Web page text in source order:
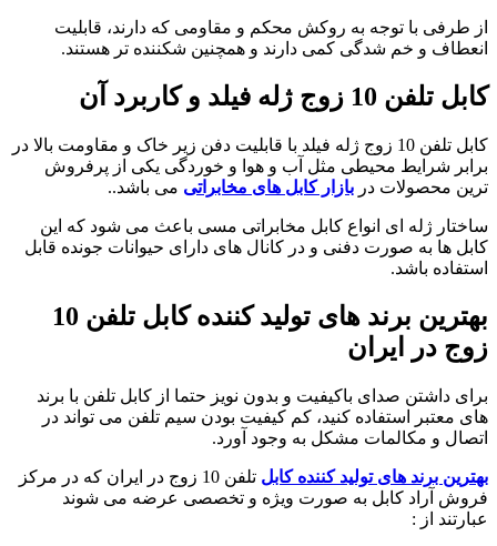
از طرفی با توجه به روکش محکم و مقاومی که دارند، قابلیت
انعطاف و خم شدگی کمی دارند و همچنین شکننده تر هستند.
کابل تلفن 10 زوج ژله فیلد و کاربرد آن
کابل تلفن 10 زوج ژله فیلد با قابلیت دفن زیر خاک و مقاومت بالا در
برابر شرایط محیطی مثل آب و هوا و خوردگی یکی از پرفروش
ترین محصولات در بازار کابل های مخابراتی می باشد..
ساختار ژله ای انواع کابل مخابراتی مسی باعث می شود که این
کابل ها به صورت دفنی و در کانال های دارای حیوانات جونده قابل
استفاده باشد.
بهترین برند های تولید کننده کابل تلفن 10
زوج در ایران
برای داشتن صدای باکیفیت و بدون نویز حتما از کابل تلفن با برند
های معتبر استفاده کنید، کم کیفیت بودن سیم تلفن می تواند در
اتصال و مکالمات مشکل به وجود آورد.
بهترین برند های تولید کننده کابل
تلفن 10 زوج در ایران که در مرکز
فروش آراد کابل به صورت ویژه و تخصصی عرضه می شوند
عبارتند از :